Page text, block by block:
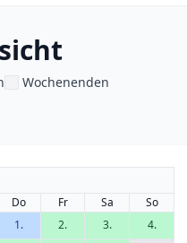
Wochenenden
Do Fr Sa
So
1.
2. 3.
4.